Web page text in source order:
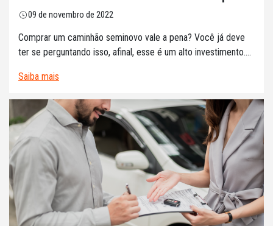
09 de novembro de 2022
Comprar um caminhão seminovo vale a pena? Você já deve
ter se perguntando isso, afinal, esse é um alto investimento....
Saiba mais